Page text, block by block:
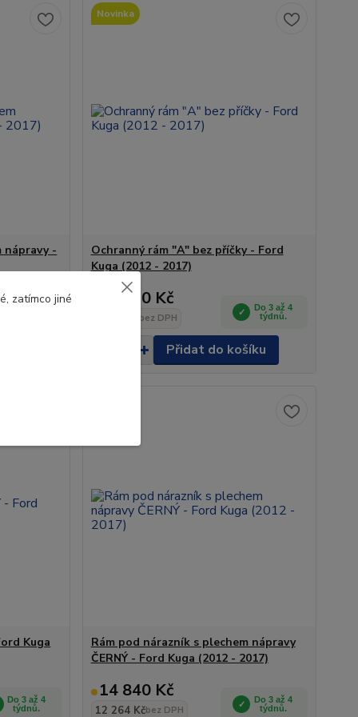
nápravy -
Do 3 až 4
Novinka
Ochranný rám "A" bez příčky - Ford
Kuga (2012 - 2017)
10 490 Kč
bez DPH
Do 3 až 4
týdnů.
Přidat do košíku
Kuga
Do 3 až 4
týdnů.
Rám pod nárazník s plechem nápravy
ČERNÝ - Ford Kuga (2012 - 2017)
14 840 Kč
12 264 Kčbez DPH
Do 3 až 4
týdnů.
zatímco jiné